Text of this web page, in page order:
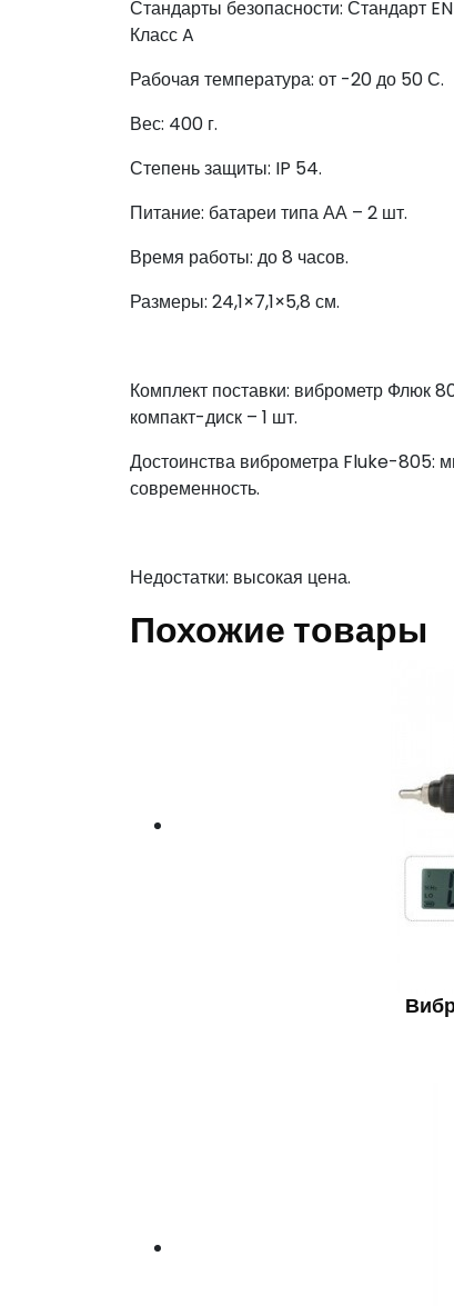
Стандарты безопасности: Стандарт
Класс A
Рабочая температура: от -20 до 50 С.
Вес: 400 г.
Степень защиты: IP 54.
Питание: батареи типа АА – 2 шт.
Время работы: до 8 часов.
Размеры: 24,1×7,1×5,8 см.
Комплект поставки: виброметр Флюк
компакт-диск – 1 шт.
Достоинства виброметра Fluke-805:
современность.
Недостатки: высокая цена.
Похожие товары